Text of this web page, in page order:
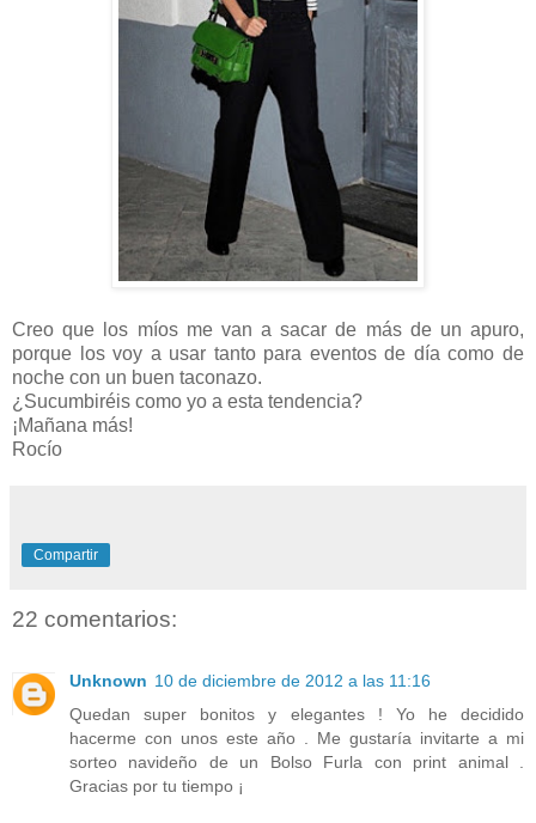
Creo que los míos me van a sacar de más de un apuro,
porque los voy a usar tanto para eventos de día como de
noche con un buen taconazo.
¿Sucumbiréis como yo a esta tendencia?
¡Mañana más!
Rocío
Compartir
22 comentarios:
Unknown 10 de diciembre de 2012 a las 11:16
Quedan super bonitos y elegantes ! Yo he decidido
hacerme con unos este año . Me gustaría invitarte a mi
sorteo navideño de un Bolso Furla con print animal .
Gracias por tu tiempo ¡